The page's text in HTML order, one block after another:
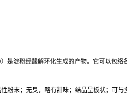
是淀粉经酸解环化生成的产物。它可以包
粉末；无臭，略有甜味；结晶呈板状；可